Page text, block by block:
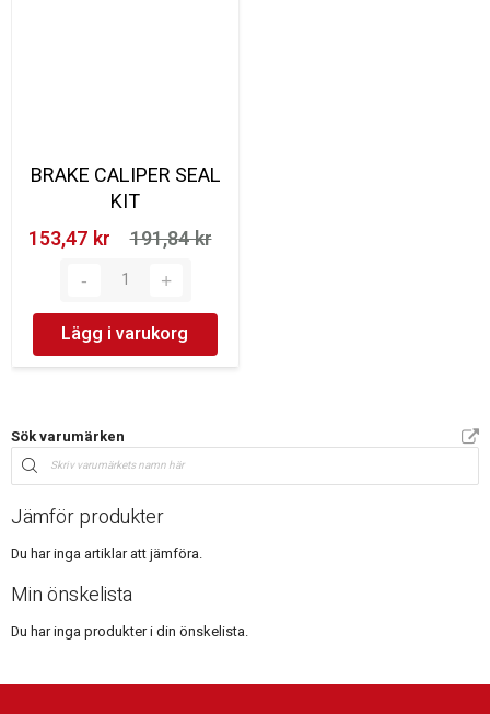
BRAKE CALIPER SEAL
KIT
153,47 kr‎
191,84 kr‎
Lägg i varukorg
Sök varumärken
Jämför produkter
Du har inga artiklar att jämföra.
Min önskelista
Du har inga produkter i din önskelista.